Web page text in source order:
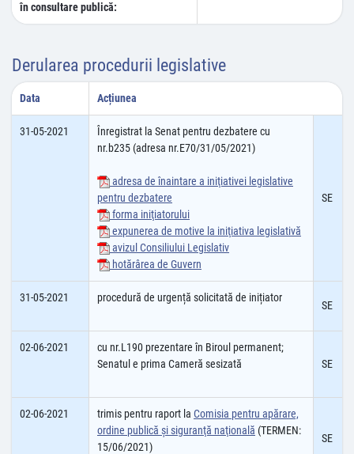
în consultare publică:
Derularea procedurii legislative
Data Acțiunea
31-05-2021
Înregistrat la Senat pentru dezbatere cu
nr.b235 (adresa nr.E70/31/05/2021)
adresa de înaintare a iniţiativei legislative
pentru dezbatere
forma iniţiatorului
expunerea de motive la iniţiativa legislativă
avizul Consiliului Legislativ
hotărârea de Guvern
SE
31-05-2021 procedură de urgență solicitată de inițiator
SE
02-06-2021
cu nr.L190 prezentare în Biroul permanent;
Senatul e prima Cameră sesizată
SE
02-06-2021 trimis pentru raport la Comisia pentru apărare,
ordine publică şi siguranţă naţională (TERMEN:
15/06/2021)
SE